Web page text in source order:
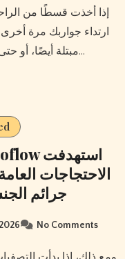
إذا أخذت قسطًا من الراحة، فتأكد من تجفيف قدميك جيدًا قبل
ارتداء جواربك مرة
مبتلة أيضًا، أو حتى رطبة) وتأكد من أنيجب تنظيف…
الاحتجاجات
جرائم
No Comments